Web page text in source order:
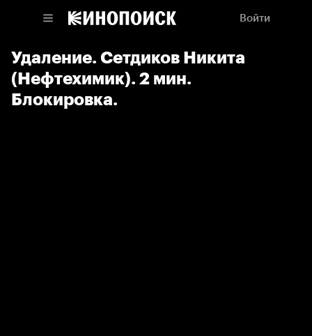
Войти
Удаление. Сетдиков Никита
(Нефтехимик). 2 мин.
Блокировка.